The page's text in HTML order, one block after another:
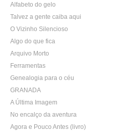
Alfabeto do gelo
Talvez a gente caiba aqui
O Vizinho Silencioso
Algo do que fica
Arquivo Morto
Ferramentas
Genealogia para o céu
GRANADA
A Última Imagem
No encalço da aventura
Agora e Pouco Antes (livro)